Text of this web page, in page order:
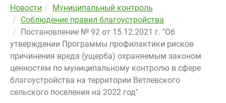
Новости
Муниципальный контроль
Соблюдение правил благоустройства
Постановление № 92 от 15.12.2021 г. "Об
утверждении Программы профилактики рисков
причинения вреда (ущерба) охраняемым законом
ценностям по муниципальному контролю в сфере
благоустройства на территории Ветлевского
сельского поселения на 2022 год"